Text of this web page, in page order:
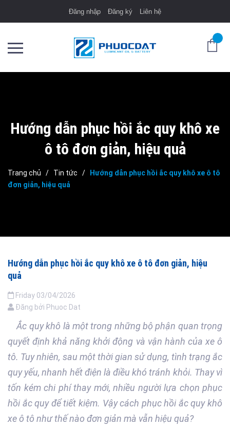
Đăng nhập Đăng ký Liên hệ
Hướng dẫn phục hồi ắc quy khô xe
ô tô đơn giản, hiệu quả
Trang chủ / Tin tức /
Hướng dẫn phục hồi ắc quy khô xe ô tô
đơn giản, hiệu quả
Hướng dẫn phục hồi ắc quy khô xe ô tô đơn giản, hiệu
quả
Friday 03/04/2026
Đăng bởi Phuoc Dat
Ắc quy khô là một trong những bộ phận quan trọng
quyết định khả năng khởi động và vận hành của xe ô
tô. Tuy nhiên, sau một thời gian sử dụng, tình trạng ắc
quy yếu, nhanh hết điện là điều khó tránh khỏi. Thay vì
tốn kém chi phí thay mới, nhiều người lựa chọn phục
hồi ắc quy để tiết kiệm. Vậy cách phục hồi ắc quy khô
xe ô tô như thế nào đơn giản mà vẫn hiệu quả?